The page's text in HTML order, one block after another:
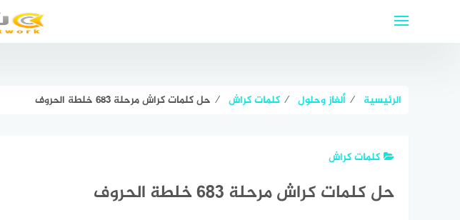
الرئيسية ⁄ ألغاز وحلول ⁄ كلمات كراش ⁄ حل كلمات كراش مرحلة ٦٨٣ خلطة الحروف
كلمات كراش
حل كلمات كراش مرحلة ٦٨٣ خلطة الحروف